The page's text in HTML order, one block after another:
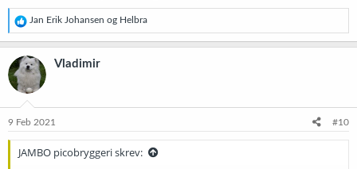
R
e
a
k
s
o
e
Jan Erik Johansen og Helbra
Vladimir
9 Feb 2021 #10
JAMBO picobryggeri skrev: